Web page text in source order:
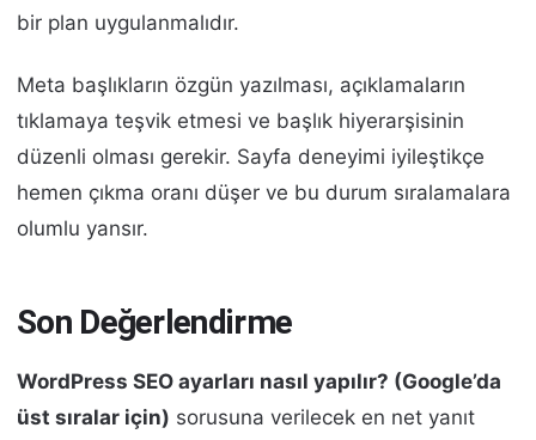
bir plan uygulanmalıdır.
Meta başlıkların özgün yazılması, açıklamaların
tıklamaya teşvik etmesi ve başlık hiyerarşisinin
düzenli olması gerekir. Sayfa deneyimi iyileştikçe
hemen çıkma oranı düşer ve bu durum sıralamalara
olumlu yansır.
Son Değerlendirme
WordPress SEO ayarları nasıl yapılır? (Google’da
üst sıralar için) sorusuna verilecek en net yanıt